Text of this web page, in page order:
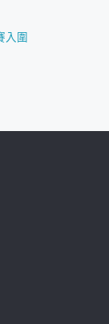
入圍